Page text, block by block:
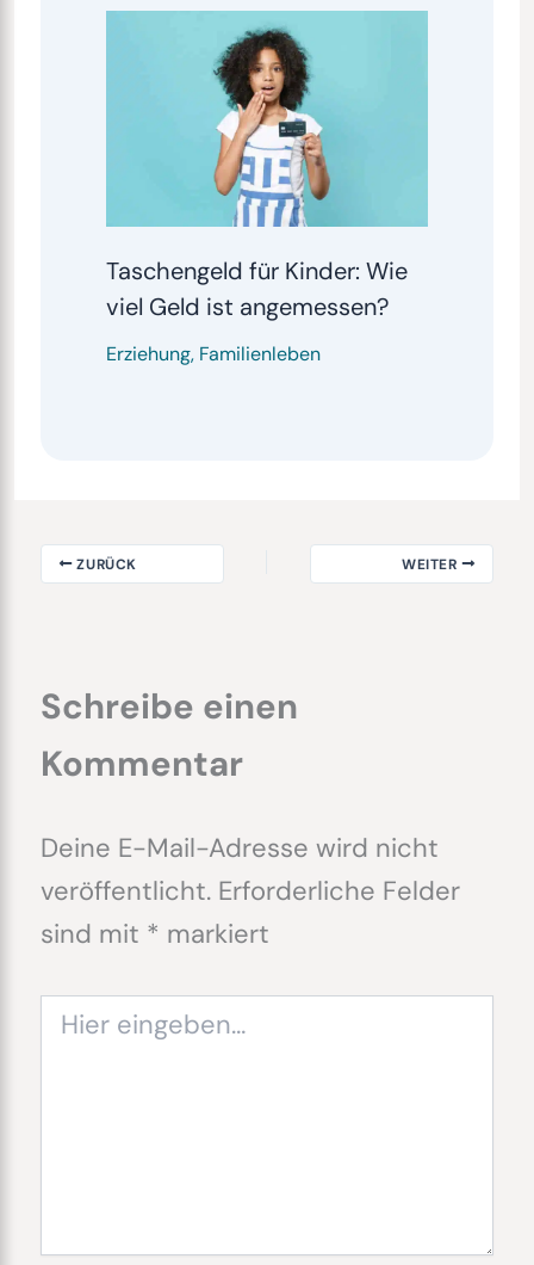
Taschengeld für Kinder: Wie
viel Geld ist angemessen?
Erziehung, Familienleben
ZURÜCK WEITER
Schreibe einen
Kommentar
Deine E-Mail-Adresse wird nicht
veröffentlicht. Erforderliche Felder
sind mit * markiert
eingeben…